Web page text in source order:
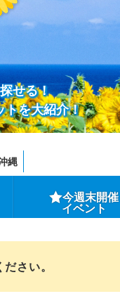
せる！
トを大紹介！
縄
今週末開催
イベント
さい。